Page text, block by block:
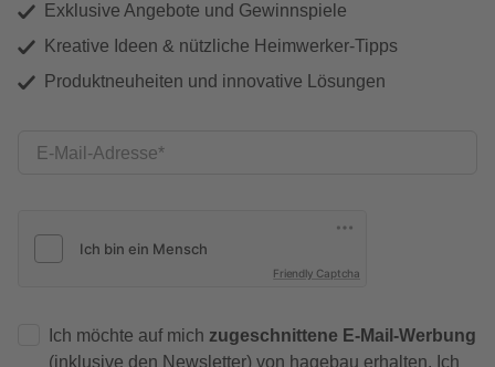
Exklusive Angebote und Gewinnspiele
Kreative Ideen & nützliche Heimwerker-Tipps
Produktneuheiten und innovative Lösungen
E-Mail-Adresse
Friendly Captcha
Ich möchte auf mich zugeschnittene E-Mail-Werbung
(inklusive den Newsletter) von hagebau erhalten. Ich